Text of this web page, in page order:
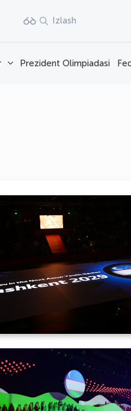
Izlash
Prezident Olimpiadasi
Xayr, Bahrayn!
Bahrayn-2025 III